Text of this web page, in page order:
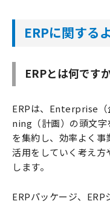
ERPに関する
ERPとは何です
ERPは、Enterprise
ning（計画）の頭文字
を集約し、効率よく
活用をしていく考え
します。
ERPパッケージ、